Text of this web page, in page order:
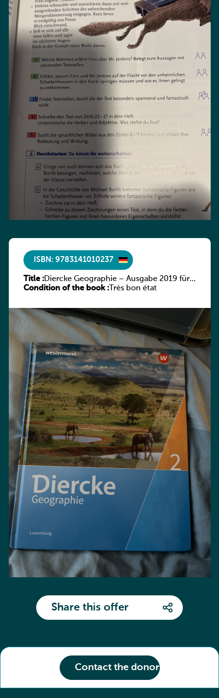
Contact the donor
ISBN: 9783141010237
Title :Diercke Geographie – Ausgabe 2019 für
Luxemburg Schülerband 2
Condition of the book :Très bon état
Share this offer